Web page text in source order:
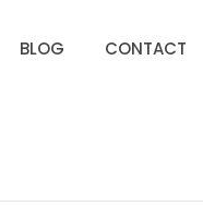
BLOG CONTACT